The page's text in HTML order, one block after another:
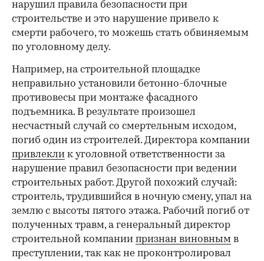
00:00
нарушил правила безопасности при
строительстве и это нарушение привело к
смерти рабочего, то можешь стать обвиняемым
по уголовному делу.
Например, на строительной площадке
неправильно установили бетонно-блочные
противовесы при монтаже фасадного
подъемника. В результате произошел
несчастный случай со смертельным исходом,
погиб один из строителей. Директора компании
привлекли к уголовной ответственности за
нарушение правил безопасности при ведении
строительных работ. Другой похожий случай:
строитель, трудившийся в ночную смену, упал на
землю с высоты пятого этажа. Рабочий погиб от
полученных травм, а генеральный директор
строительной компании признан виновным в
преступлении, так как не проконтролировал